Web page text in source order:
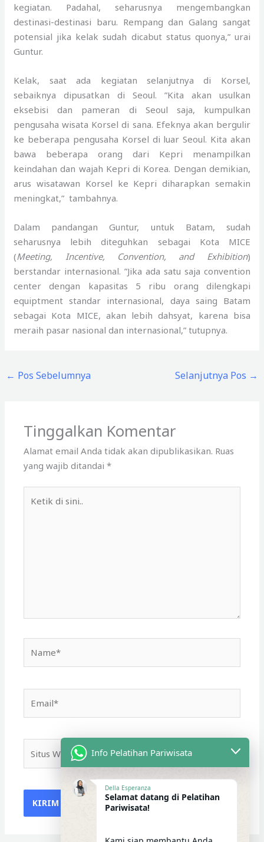
kegiatan. Padahal, seharusnya mengembangkan
destinasi-destinasi baru. Rempang dan Galang sangat
potensial jika kelak sudah dicabut status quonya,” urai
Guntur.
Kelak, saat ada kegiatan selanjutnya di Korsel,
sebaiknya dipusatkan di Seoul. ”Kita akan usulkan
eksebisi dan pameran di Seoul saja, kumpulkan
pengusaha wisata Korsel di sana. Efeknya akan bergulir
ke beberapa pengusaha Korsel di luar Seoul. Kita akan
bawa beberapa orang dari Kepri menampilkan
keindahan dan wajah Kepri di Korea. Dengan demikian,
arus wisatawan Korsel ke Kepri diharapkan semakin
meningkat,” tambahnya.
Dalam pandangan Guntur, untuk Batam, sudah
seharusnya lebih diteguhkan sebagai Kota MICE
(Meeting, Incentive, Convention, and Exhibition)
berstandar internasional. ”Jika ada satu saja convention
center dengan kapasitas 5 ribu orang dilengkapi
equiptment standar internasional, daya saing Batam
sebagai Kota MICE, akan lebih dahsyat, karena bisa
meraih pasar nasional dan internasional,” tutupnya.
← Pos Sebelumnya Selanjutnya Pos →
Tinggalkan Komentar
Alamat email Anda tidak akan dipublikasikan. Ruas
yang wajib ditandai*
Web
Info Pelatihan Pariwisata
Della Esperanza
Selamat datang di Pelatihan
Pariwisata!